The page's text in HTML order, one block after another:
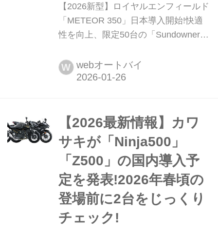
【2026新型】ロイヤルエンフィールド
「METEOR 350」日本導入開始!快適
性を向上、限定50台の「Sundowner
フィールドは、日本市場向けにアップ
グレードを施した2026年モデルの新型
り受注開始となる。METEOR 350は、
コンパクトな車体、リラックスしたラ
イディングポジション、扱いやすい
エ...
W webオートバイ
【2026最新情報】カワ
サキが「Ninja500」
「Z500」の国内導入予
定を発表!2026年春頃の
登場前に2台をじっくり
チェック!